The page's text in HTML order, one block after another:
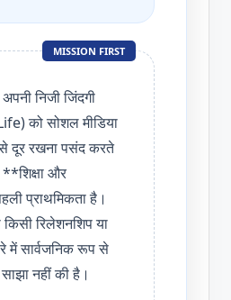
MISSION FIRST
निजी जिंदगी
को सोशल मीडिया
दूर रखना पसंद करते
और
प्राथमिकता है।
किसी रिलेशनशिप या
में सार्वजनिक रूप से
नहीं की है।